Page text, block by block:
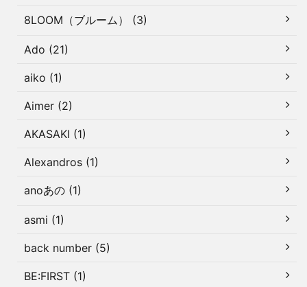
8LOOM（ブルーム） (3)
Ado (21)
aiko (1)
Aimer (2)
AKASAKI (1)
Alexandros (1)
anoあの (1)
asmi (1)
back number (5)
BE:FIRST (1)